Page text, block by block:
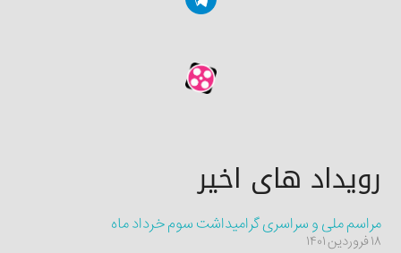
رویداد های اخیر
مراسم ملی و سراسری گرامیداشت سوم خرداد ماه
۱۸ فروردین ۱۴۰۱